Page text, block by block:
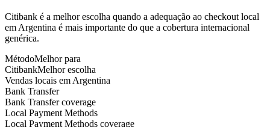
Citibank é a melhor escolha quando a adequação ao checkout local
em Argentina é mais importante do que a cobertura internacional
genérica.
MétodoMelhor para
CitibankMelhor escolha
Vendas locais em Argentina
Bank Transfer
Bank Transfer coverage
Local Payment Methods
Local Payment Methods coverage